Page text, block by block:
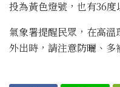
投為黃色燈號，也有36度
氣象署提醒民眾，在高
外出時，請注意防曬、多